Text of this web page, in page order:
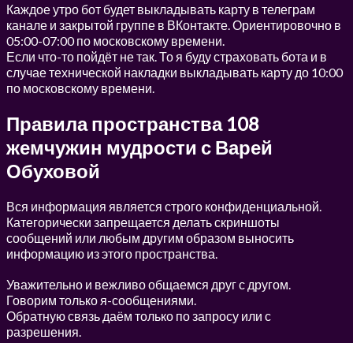
Каждое утро бот будет выкладывать карту в телеграм
канале и закрытой группе в ВКонтакте. Ориентировочно в
05:00-07:00 по московскому времени.
Если что-то пойдёт не так. То я буду страховать бота и в
случае технической накладки выкладывать карту до 10:00
по московскому времени.
Правила пространства 108
жемчужин мудрости с Варей
Обуховой
Вся информация является строго конфиденциальной.
Категорически запрещается делать скриншоты
сообщений или любым другим образом выносить
информацию из этого пространства.
Уважительно и вежливо общаемся друг с другом.
Говорим только я-сообщениями.
Обратную связь даём только по запросу или с
разрешения.